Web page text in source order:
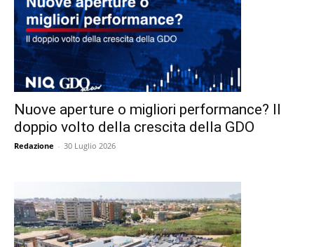
Nuove aperture o migliori performance? Il
doppio volto della crescita della GDO
Redazione - 30 Luglio 2026